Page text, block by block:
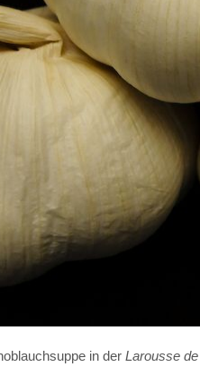
in der Larousse